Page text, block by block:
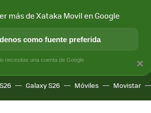
Y SOCIEDAD APLICACIONES
Galaxy S26 Móviles Movistar
×
más de Xataka Movil en Google
como fuente preferida
necesitas una cuenta de Google